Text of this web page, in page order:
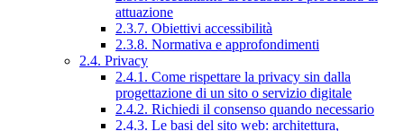
attuazione
2.3.7. Obiettivi accessibilità
2.3.8. Normativa e approfondimenti
2.4. Privacy
2.4.1. Come rispettare la privacy sin dalla
progettazione di un sito o servizio digitale
2.4.2. Richiedi il consenso quando necessario
2.4.3. Le basi del sito web: architettura,